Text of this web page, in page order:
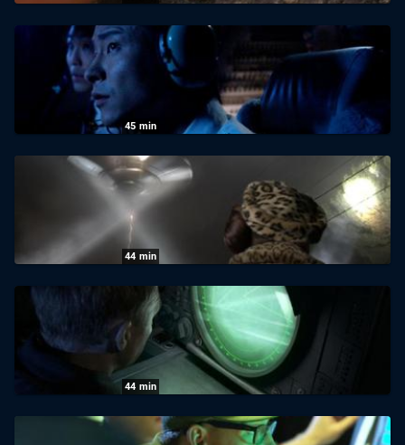
UFOs Declassified: Staffel 1, Folge 2:
Roswell, New Mexico
23.07.2026|ZDF
45 min
UFOs Declassified: Staffel 1, Folge 3:
Verfolgungsjagd am Himmel
23.07.2026 ZDF
44 min
UFOs Declassified: Staffel 1, Folge 5: Panik
in L.A.
23.07.2026|ZDF
44 min
UFOs Declassified: Staffel 1, Folge 6:
Alarmstufe Rot